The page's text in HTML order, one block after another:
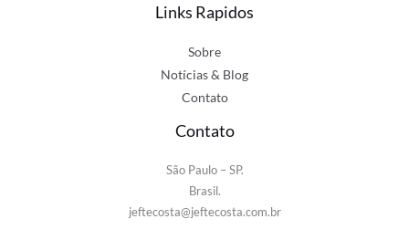
Links Rapidos
Sobre
Notícias & Blog
Contato
Contato
São Paulo – SP.
Brasil.
jeftecosta@jeftecosta.com.br